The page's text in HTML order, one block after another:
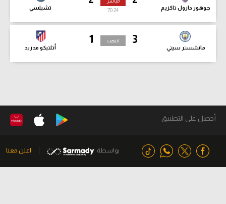
جوهور دارول تاكزيم تشيلسي 70:25
3
مانشستر سيتي
1
أتلتيكو مدريد
انتهت
أحصل على التطبيق
بواسطة اعلن معنا